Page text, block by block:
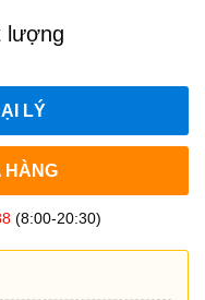
lượng
LÝ
HÀNG
(8:00-20:30)